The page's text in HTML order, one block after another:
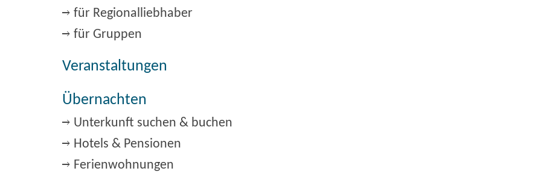
für Regionalliebhaber
für Gruppen
Veranstaltungen
Übernachten
Unterkunft suchen & buchen
Hotels & Pensionen
Ferienwohnungen